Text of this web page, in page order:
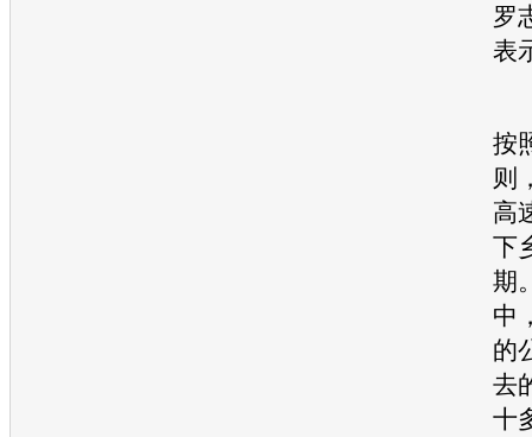
罗
表
按
则
高
下
期
中
的
去
十